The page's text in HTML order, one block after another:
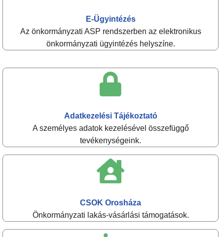
E-Ügyintézés
Az önkormányzati ASP rendszerben az elektronikus
önkormányzati ügyintézés helyszíne.
Adatkezelési Tájékoztató
A személyes adatok kezelésével összefüggő
tevékenységeink.
CSOK Orosháza
Önkormányzati lakás-vásárlási támogatások.